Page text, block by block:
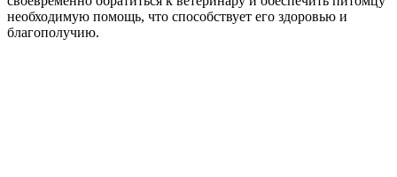
необходимую помощь, что способствует его здоровью и
благополучию.